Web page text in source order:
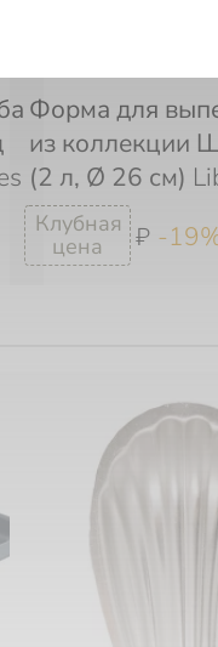
₽ -
Форма для
из коллекции
(2 л, Ø 26 см)